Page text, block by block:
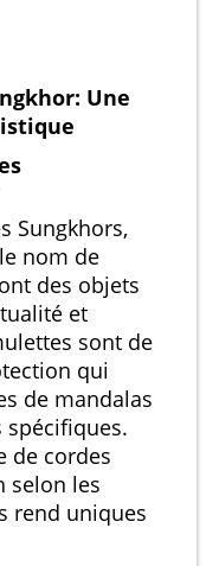
Une
Sungkhors,
nom de
des objets
et
sont de
qui
de mandalas
spécifiques.
de cordes
selon les
rend uniques